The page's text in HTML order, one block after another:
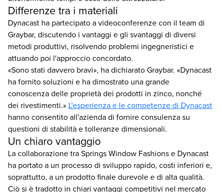
Differenze tra i materiali
Dynacast ha partecipato a videoconferenze con il team di
Graybar, discutendo i vantaggi e gli svantaggi di diversi
metodi produttivi, risolvendo problemi ingegneristici e
attuando poi l'approccio concordato.
«Sono stati davvero bravi», ha dichiarato Graybar. «Dynacast
ha fornito soluzioni e ha dimostrato una grande
conoscenza delle proprietà dei prodotti in zinco, nonché
dei rivestimenti.» L'esperienza e le competenze di Dynacast
hanno consentito all'azienda di fornire consulenza su
questioni di stabilità e tolleranze dimensionali.
Un chiaro vantaggio
La collaborazione tra Springs Window Fashions e Dynacast
ha portato a un processo di sviluppo rapido, costi inferiori e,
soprattutto, a un prodotto finale durevole e di alta qualità.
Ciò si è tradotto in chiari vantaggi competitivi nel mercato